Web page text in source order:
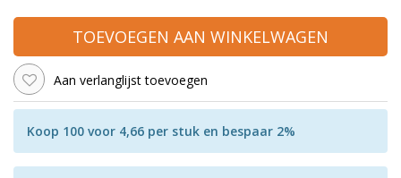
TOEVOEGEN AAN WINKELWAGEN
Aan verlanglijst toevoegen
Koop 100 voor 4,66 per stuk en bespaar 2%